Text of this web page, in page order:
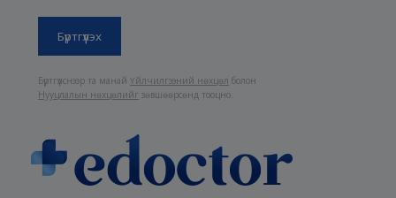
Бүртгүүлснээр та манайҮйлчилгээний нөхцөл болон
Нууцлалын нөхцөлийг зөвшөөрсөнд тооцно.